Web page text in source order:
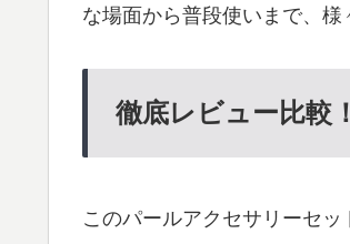
な場面から普段使いまで、様
徹底レビュー比較
このパールアクセサリーセ